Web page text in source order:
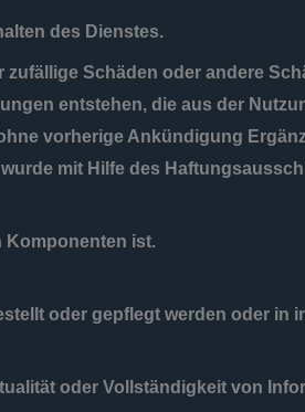
des Dienstes.
Schäden oder andere
entstehen, die aus der
vorherige Ankündigung
mit Hilfe des
Komponenten ist.
oder gepflegt werden oder in
oder Vollständigkeit von